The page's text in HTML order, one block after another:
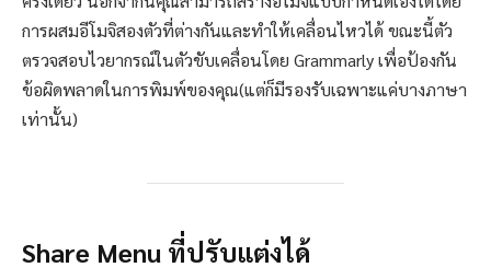
การผสมอีโมจิสองตัวที่ต่างกันและทำให้เคลื่อนไหวได้ ขณะนี้ตัว
ตรวจสอบไวยากรณ์ในตัวขับเคลื่อนโดย Grammarly เพื่อป้องกัน
ข้อผิดพลาดในการพิมพ์ของคุณ(แต่ก็มีรองรับเฉพาะแค่บางภาษา
เท่านั้น)
Share Menu ที่ปรับแต่งได้